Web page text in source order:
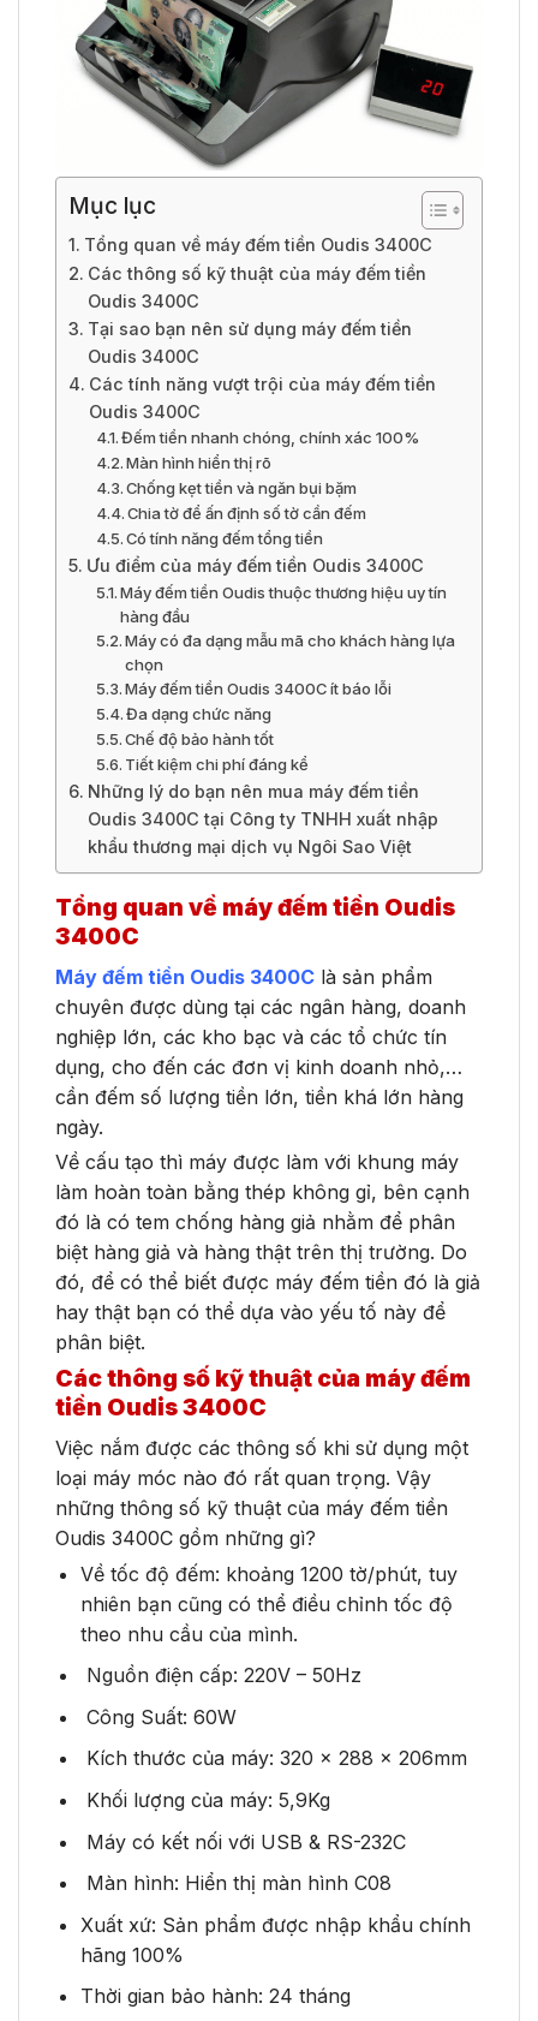
Mục lục
Tổng quan về máy đếm tiền Oudis 3400C
Các thông số kỹ thuật của máy đếm tiền
Oudis 3400C
Tại sao bạn nên sử dụng máy đếm tiền
Oudis 3400C
Các tính năng vượt trội của máy đếm tiền
Oudis 3400C
Đếm tiền nhanh chóng, chính xác 100%
Màn hình hiển thị rõ
Chống kẹt tiền và ngăn bụi bặm
Chia tờ để ấn định số tờ cần đếm
Có tính năng đếm tổng tiền
Ưu điểm của máy đếm tiền Oudis 3400C
Máy đếm tiền Oudis thuộc thương hiệu uy tín
hàng đầu
Máy có đa dạng mẫu mã cho khách hàng lựa
chọn
Máy đếm tiền Oudis 3400C ít báo lỗi
Đa dạng chức năng
Chế độ bảo hành tốt
Tiết kiệm chi phí đáng kể
Những lý do bạn nên mua máy đếm tiền
Oudis 3400C tại Công ty TNHH xuất nhập
khẩu thương mại dịch vụ Ngôi Sao Việt
Tổng quan về máy đếm tiền Oudis
3400C
Máy đếm tiền Oudis 3400C là sản phẩm
chuyên được dùng tại các ngân hàng, doanh
nghiệp lớn, các kho bạc và các tổ chức tín
dụng, cho đến các đơn vị kinh doanh nhỏ,…
cần đếm số lượng tiền lớn, tiền khá lớn hàng
ngày.
Về cấu tạo thì máy được làm với khung máy
làm hoàn toàn bằng thép không gỉ, bên cạnh
đó là có tem chống hàng giả nhằm để phân
biệt hàng giả và hàng thật trên thị trường. Do
đó, để có thể biết được máy đếm tiền đó là giả
hay thật bạn có thể dựa vào yếu tố này để
phân biệt.
Các thông số kỹ thuật của máy đếm
tiền Oudis 3400C
Việc nắm được các thông số khi sử dụng một
loại máy móc nào đó rất quan trọng. Vậy
những thông số kỹ thuật của máy đếm tiền
Oudis 3400C gồm những gì?
Về tốc độ đếm: khoảng 1200 tờ/phút, tuy
nhiên bạn cũng có thể điều chỉnh tốc độ
theo nhu cầu của mình.
Nguồn điện cấp: 220V – 50Hz
Công Suất: 60W
Kích thước của máy: 320 x 288 x 206mm
Khối lượng của máy: 5,9Kg
Máy có kết nối với USB & RS-232C
Màn hình: Hiển thị màn hình C08
Xuất xứ: Sản phẩm được nhập khẩu chính
hãng 100%
Thời gian bảo hành: 24 tháng